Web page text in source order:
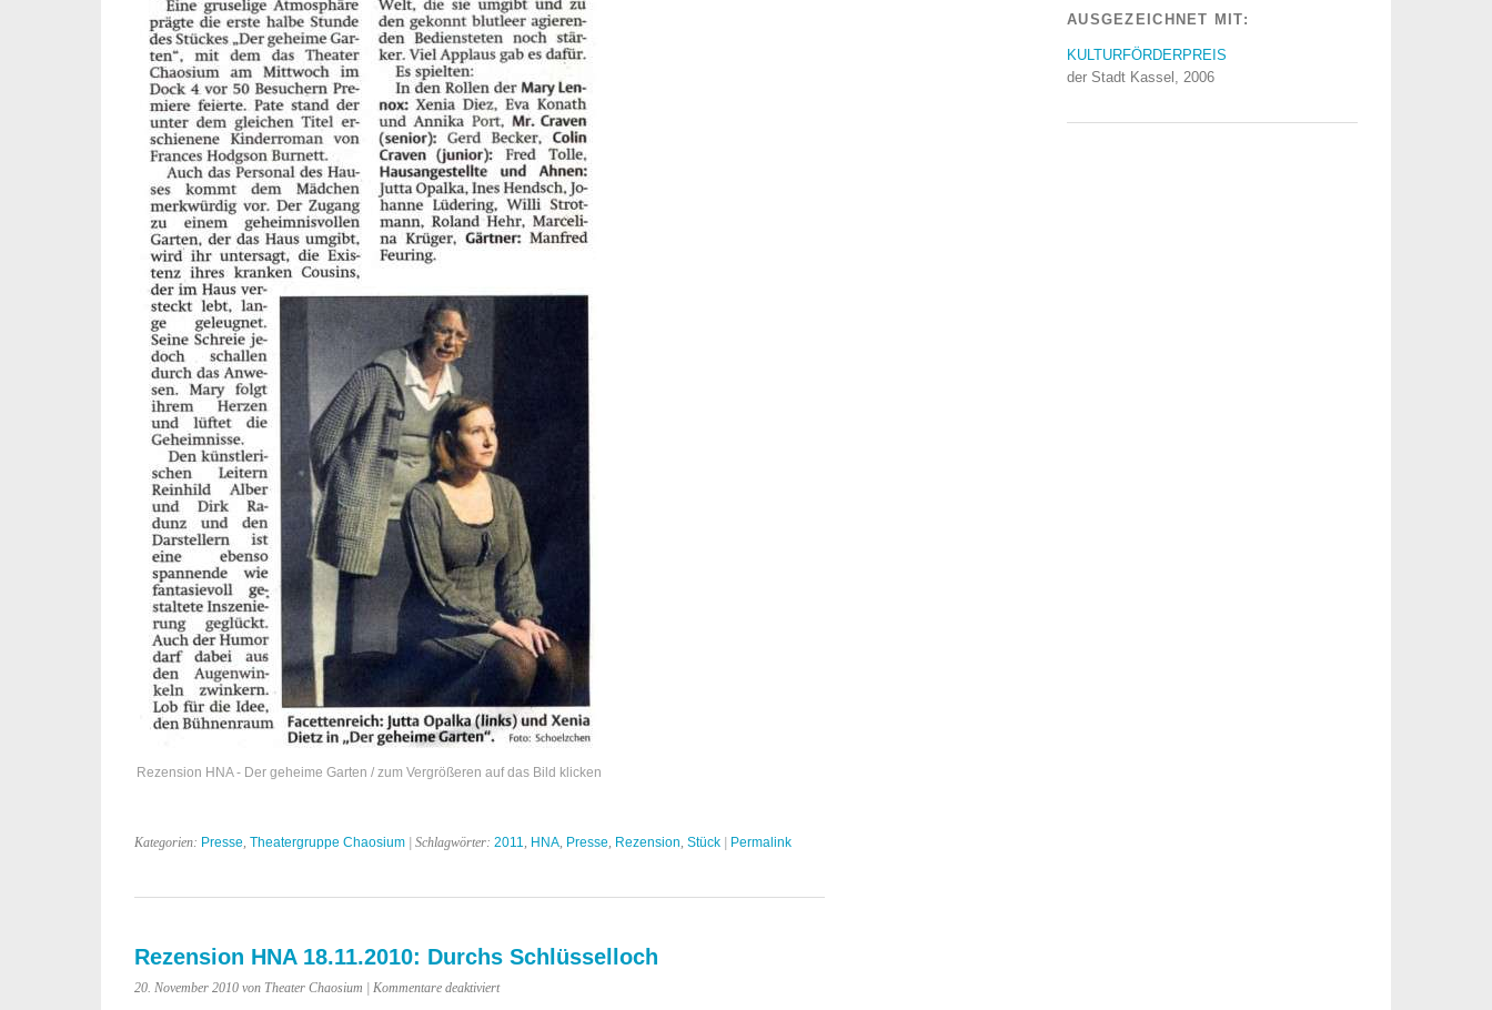
Rezension HNA - Der geheime Garten / zum Vergrößeren auf das Bild klicken
Kategorien: Presse Theatergruppe Chaosium | Schlagwörter: 2011 HNA Presse Rezension Stück | Permalink
Rezension HNA 18.11.2010: Durchs Schlüsselloch
20. November 2010 von Theater Chaosium | Kommentare deaktiviertfür
AUSGEZEICHNET MIT:
KULTURFÖRDERPREIS
der Stadt Kassel, 2006